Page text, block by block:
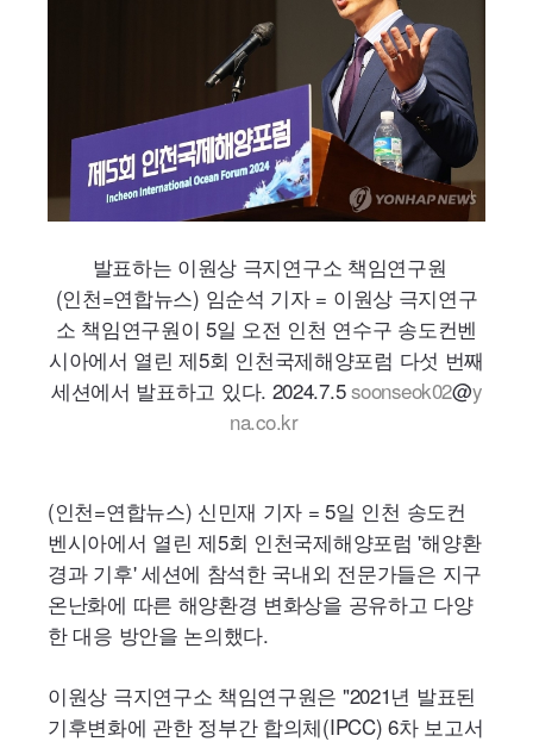
발표하는 이원상 극지연구소 책임연구원
(인천=연합뉴스) 임순석 기자 = 이원상 극지연구
소 책임연구원이 5일 오전 인천 연수구 송도컨벤
시아에서 열린 제5회 인천국제해양포럼 다섯 번째
세션에서 발표하고 있다. 2024.7.5soonseok02@y
na.co.kr
(인천=연합뉴스) 신민재 기자 = 5일 인천 송도컨
벤시아에서 열린 제5회 인천국제해양포럼 '해양환
경과 기후' 세션에 참석한 국내외 전문가들은 지구
온난화에 따른 해양환경 변화상을 공유하고 다양
한 대응 방안을 논의했다.
이원상 극지연구소 책임연구원은 "2021년 발표된
기후변화에 관한 정부간 합의체(IPCC) 6차 보고서